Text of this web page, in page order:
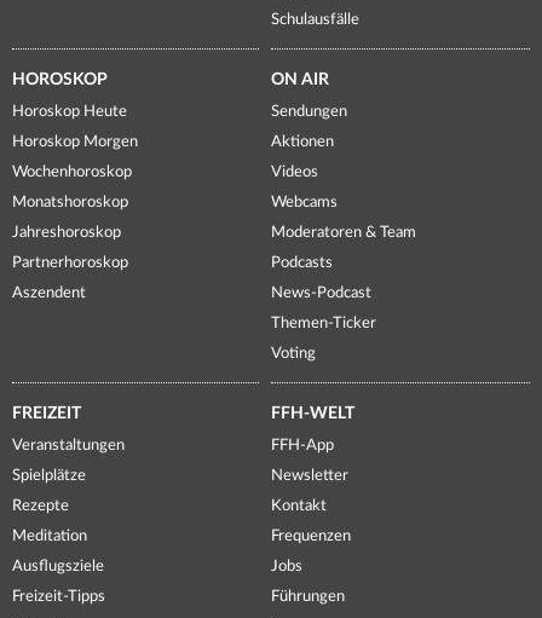
Schulausfälle
HOROSKOP
Horoskop Heute
Horoskop Morgen
Wochenhoroskop
Monatshoroskop
Jahreshoroskop
Partnerhoroskop
Aszendent
ON AIR
Sendungen
Aktionen
Videos
Webcams
Moderatoren & Team
Podcasts
News-Podcast
Themen-Ticker
Voting
FREIZEIT
Veranstaltungen
Spielplätze
Rezepte
Meditation
Ausflugsziele
Freizeit-Tipps
FFH-WELT
FFH-App
Newsletter
Kontakt
Frequenzen
Jobs
Führungen